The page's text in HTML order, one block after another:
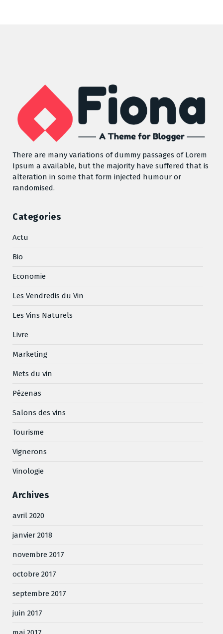
There are many variations of dummy passages of Lorem
Ipsum a available, but the majority have suffered that is
alteration in some that form injected humour or
randomised.
Categories
Actu
Bio
Economie
Les Vendredis du Vin
Les Vins Naturels
Livre
Marketing
Mets du vin
Pézenas
Salons des vins
Tourisme
Vignerons
Vinologie
Archives
avril 2020
janvier 2018
novembre 2017
octobre 2017
septembre 2017
juin 2017